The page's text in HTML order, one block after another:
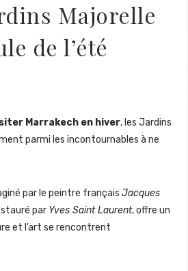
Majorelle
de l’été
Marrakech en hiver, les Jardins
parmi les incontournables à ne
par le peintre français Jacques
par Yves Saint Laurent, offre un
et l’art se rencontrent